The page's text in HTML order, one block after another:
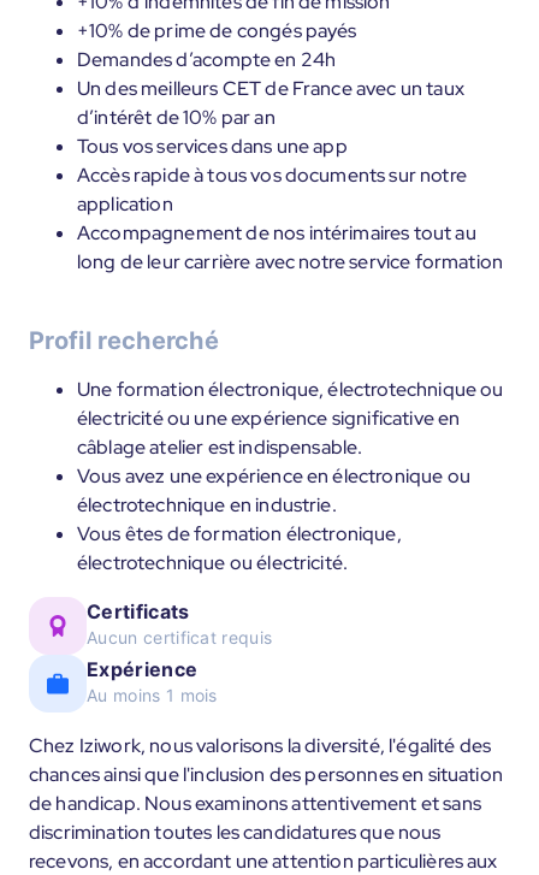
+10% de prime de congés payés
Demandes d’acompte en 24h
Un des meilleurs CET de France avec un taux
d’intérêt de 10% par an
Tous vos services dans une app
Accès rapide à tous vos documents sur notre
application
Accompagnement de nos intérimaires tout au
long de leur carrière avec notre service formation
Profil recherché
Une formation électronique, électrotechnique ou
électricité ou une expérience significative en
câblage atelier est indispensable.
Vous avez une expérience en électronique ou
électrotechnique en industrie.
Vous êtes de formation électronique,
électrotechnique ou électricité.
Certificats
Aucun certificat requis
Expérience
Au moins 1 mois
Chez Iziwork, nous valorisons la diversité, l'égalité des
chances ainsi que l'inclusion des personnes en situation
de handicap. Nous examinons attentivement et sans
discrimination toutes les candidatures que nous
recevons, en accordant une attention particulières aux